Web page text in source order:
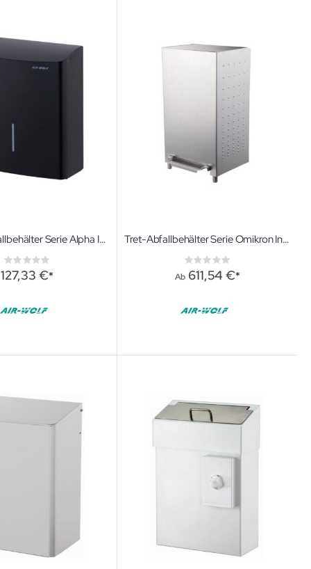
Hygieneabfallbehälter Serie Alpha In verschiedenen Ausführungen
Rating:
0%
127,33 €
Tret-Abfallbehälter Serie Omikron In verschiedenen Ausführungen
Rating:
0%
Ab 611,54 €